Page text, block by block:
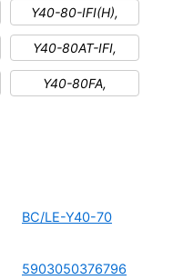
Y40-80-IFI(H),
Y40-80AT-IFI,
Y40-80FA,
BC/LE-Y40-70
5903050376796